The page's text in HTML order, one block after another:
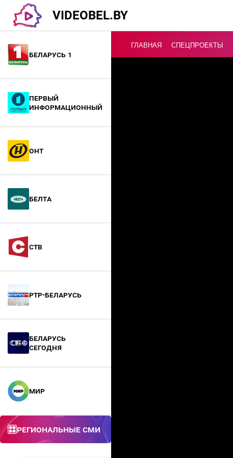
VIDEOBEL.BY
Беларусь 1
Первый
информационный
ОНТ
БелТА
СТВ
РТР-Беларусь
БЕЛАРУСЬ
СЕГОДНЯ
МИР
Региональные СМИ
ГЛАВНАЯ СПЕЦПРОЕКТЫ